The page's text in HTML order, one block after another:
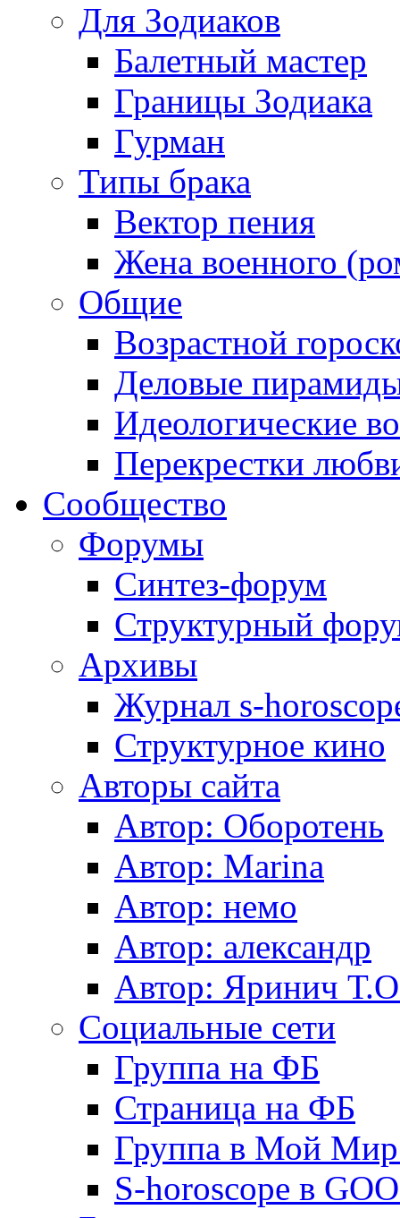
Для Зодиаков
Балетный мастер
Границы Зодиака
Гурман
Типы брака
Вектор пения
Жена военного
Общие
Возрастной
Деловые
Идеологические
Перекрестки
Сообщество
Форумы
Синтез-форум
Структурный
Архивы
Журнал s-
Структурное кино
Авторы сайта
Автор: Оборотень
Автор: Marina
Автор: немo
Автор: александр
Автор: Яринич
Социальные сети
Группа на ФБ
Страница на ФБ
Группа в Мой
S-horoscope в